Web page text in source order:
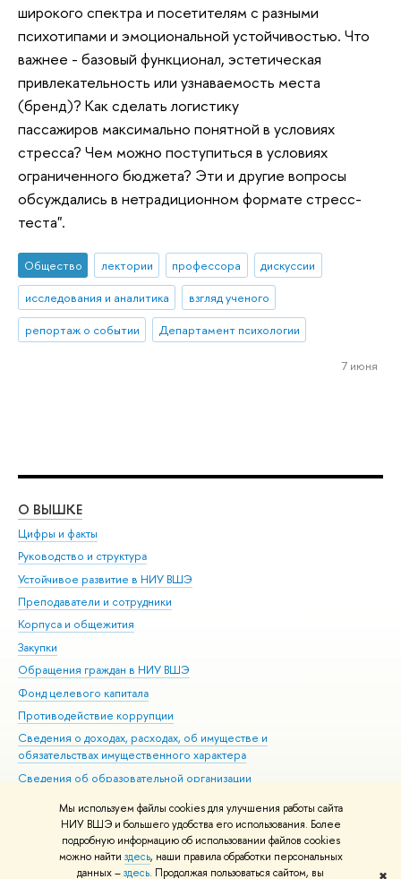
Мы используем файлы cookies для улучшения работы сайта
НИУ ВШЭ и большего удобства его использования. Более
подробную информацию об использовании файлов cookies
можно найти здесь, наши правила обработки персональных
данных –здесь. Продолжая пользоваться сайтом, вы
широкого спектра и посетителям с разными
психотипами и эмоциональной устойчивостью. Что
важнее - базовый функционал, эстетическая
привлекательность или узнаваемость места
(бренд)? Как сделать логистику
пассажиров максимально понятной в условиях
стресса? Чем можно поступиться в условиях
ограниченного бюджета? Эти и другие вопросы
обсуждались в нетрадиционном формате стресс-
теста".
Общество лектории профессора
дискуссии
исследования и аналитика
взгляд ученого
репортаж о событии
Департамент психологии
7 июня
О ВЫШКЕ
Цифры и факты
Руководство и структура
Устойчивое развитие в НИУ ВШЭ
Преподаватели и сотрудники
Корпуса и общежития
Закупки
Обращения граждан в НИУ ВШЭ
Фонд целевого капитала
Противодействие коррупции
Сведения о доходах, расходах, об имуществе и
обязательствах имущественного характера
Сведения об образовательной организации
Людям с ограниченными возможностями здоровья
Единая платежная страница
Работа в Вышке